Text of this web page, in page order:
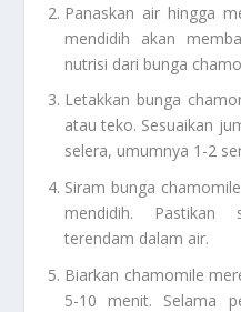
Panaskan air hingga
mendidih akan
nutrisi dari bunga
Letakkan bunga
atau teko. Sesuaikan
selera, umumnya 1-2
Siram bunga
mendidih. Pastikan
terendam dalam air.
Biarkan chamomile
5-10 menit. Selama